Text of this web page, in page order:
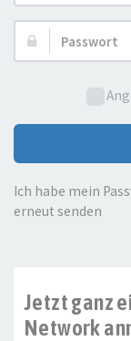
Passwort:
Ich habe mein
erneut senden
Jetzt ganz
Network